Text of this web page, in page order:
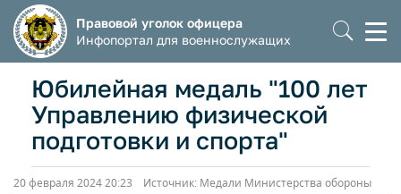
Правовой уголок офицера
Инфопортал для военнослужащих
Юбилейная медаль "100 лет
Управлению физической
подготовки и спорта"
20 февраля 2024 20:23 Источник: Медали Министерства обороны